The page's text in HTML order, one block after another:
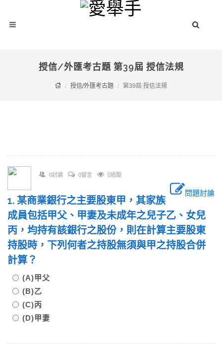
授信/外匯考古題 第39屆 授信法規
授信/外匯考古題 第39屆 授信法規
0討論 0留言 0追蹤
問題討論
1. 某商業銀行之主要股東甲，其家族
成員包括甲父、甲妻及未成年之兒子乙、女兒
丙，均持有該銀行之股份，則在計算主要股東
持股時，下列何者之持股無須與甲之持股合併
計算？
(A)甲父
(B)乙
(C)丙
(D)甲妻